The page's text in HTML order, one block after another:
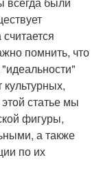
помнить, что
статье мы
фигуры,
а также
по их